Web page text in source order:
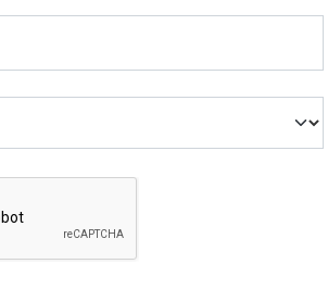
effet,
ainsi
le
juin